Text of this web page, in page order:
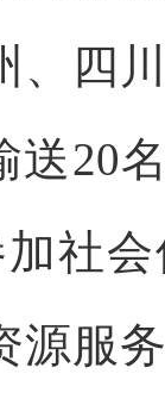
、四
送20
社
源服